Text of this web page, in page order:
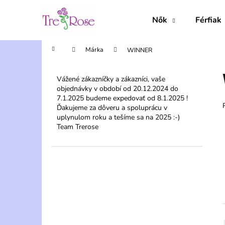
Nők Férfiak
KezdőlapMárka WINNER
Vážené zákazníčky a zákazníci, vaše
objednávky v období od 20.12.2024 do
7.1.2025 budeme expedovať od 8.1.2025 !
Ďakujeme za dôveru a spoluprácu v
uplynulom roku a tešíme sa na 2025 :-)
Team Trerose
Vissza
a boltba
Vissza
a boltba